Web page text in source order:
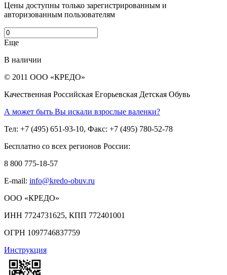
Цены доступны только зарегистрированным и
авторизованным пользователям
Еще
В наличии
© 2011 ООО «КРЕДО»
Качественная Российская Егорьевская Детская Обувь
А может быть Вы искали взрослые валенки?
Тел: +7 (495) 651-93-10, Факс: +7 (495) 780-52-78
Бесплатно со всех регионов России:
8 800 775-18-57
E-mail: info@kredo-obuv.ru
ООО «КРЕДО»
ИНН 7724731625, КПП 772401001
ОГРН 1097746837759
Инструкция